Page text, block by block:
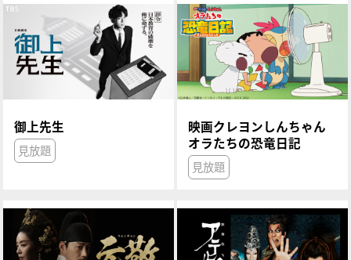
御上先生
見放題
映画クレヨンしんちゃん
オラたちの恐竜日記
見放題